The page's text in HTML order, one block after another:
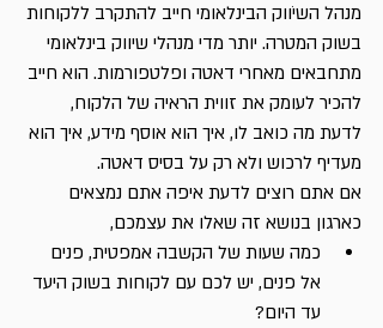
מנהל השיֹווק הבינלאומי חייב להתקרב ללקוחות
בשוק המטרה. יותר מדי מנהלי שיווק בינלאומי
מתחבאים מאחרי דאטה ופלטפורמות. הוא חייב
להכיר לעומק את זווית הראיה של הלקוח,
לדעת מה כואב לו, איך הוא אוסף מידע, איך הוא
מעדיף לרכוש ולא רק על בסיס דאטה.
אם אתם רוצים לדעת איפה אתם נמצאים
כארגון בנושא זה שאלו את עצמכם,
כמה שעות של הקשבה אמפטית, פנים
אל פנים, יש לכם עם לקוחות בשוק היעד
עד היום?